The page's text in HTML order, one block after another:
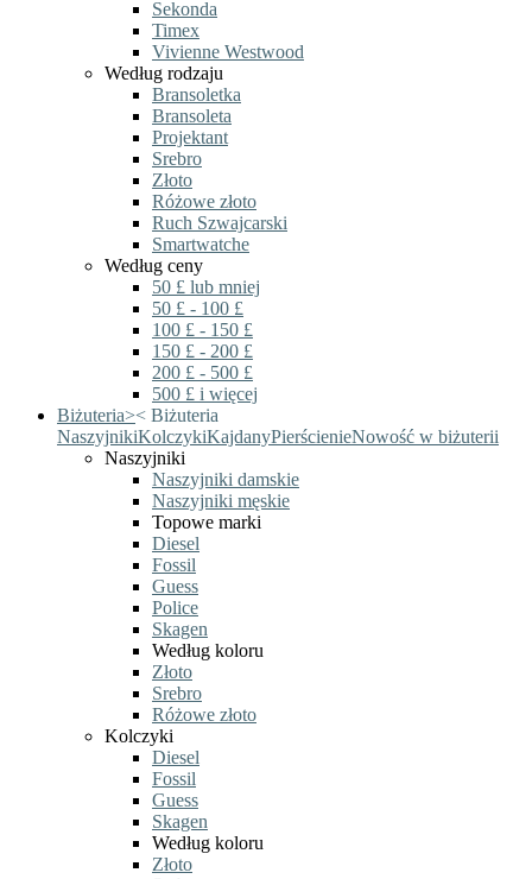
Sekonda
Timex
Vivienne Westwood
Według rodzaju
Bransoletka
Bransoleta
Projektant
Srebro
Złoto
Różowe złoto
Ruch Szwajcarski
Smartwatche
Według ceny
50 £ lub mniej
50 £ - 100 £
100 £ - 150 £
150 £ - 200 £
200 £ - 500 £
500 £ i więcej
Biżuteria>< Biżuteria
NaszyjnikiKolczykiKajdanyPierścienieNowość w biżuterii
Naszyjniki
Naszyjniki damskie
Naszyjniki męskie
Topowe marki
Diesel
Fossil
Guess
Police
Skagen
Według koloru
Złoto
Srebro
Różowe złoto
Kolczyki
Diesel
Fossil
Guess
Skagen
Według koloru
Złoto